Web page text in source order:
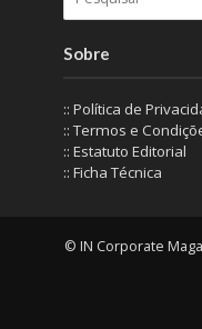
Sobre
:: Política de
:: Termos e
:: Estatuto Editorial
:: Ficha Técnica
© IN Corporate